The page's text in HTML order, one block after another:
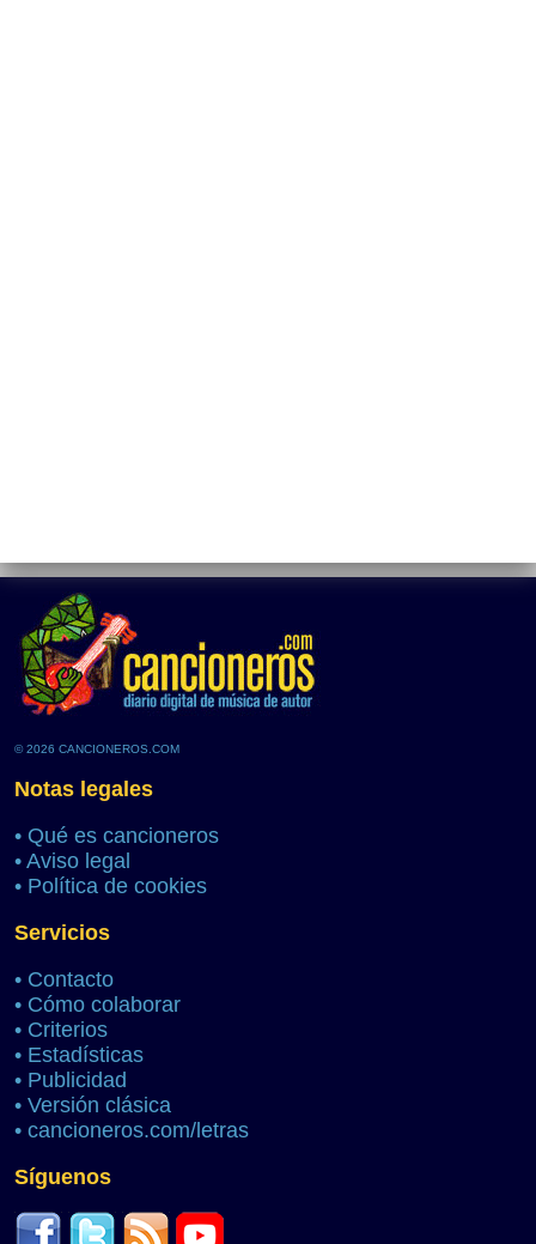
© 2026 CANCIONEROS.COM
Notas legales
• Qué es cancioneros
• Aviso legal
• Política de cookies
Servicios
• Contacto
• Cómo colaborar
• Criterios
• Estadísticas
• Publicidad
• Versión clásica
• cancioneros.com/letras
Síguenos